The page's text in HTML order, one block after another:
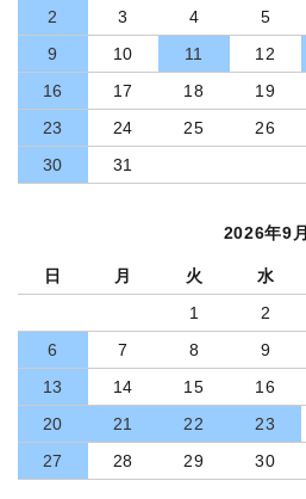
2
3 4 5
9
10 11 12
16
17 18 19
23
24 25 26
30
31
2026年9月
日 月 火 水
1
2
6
7 8 9
13
14 15 16
20
21 22 23
27
28 29 30